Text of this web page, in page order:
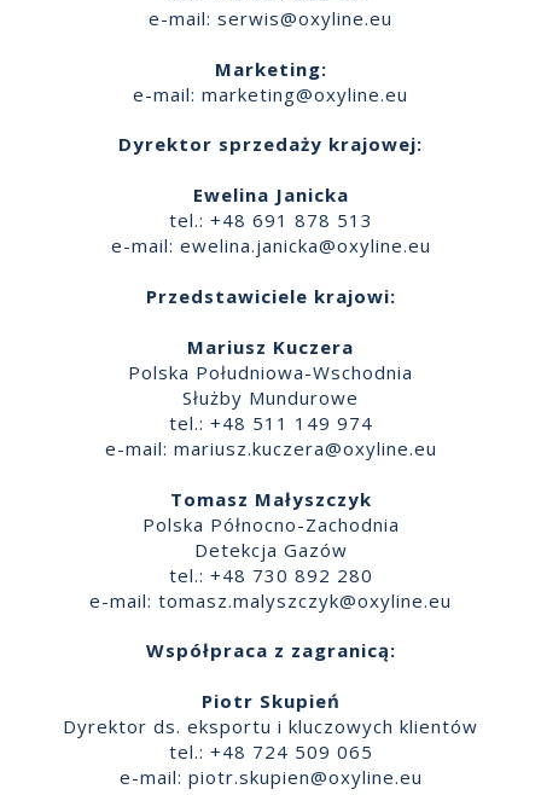
e-mail: serwis@oxyline.eu
Marketing:
e-mail: marketing@oxyline.eu
Dyrektor sprzedaży krajowej:
Ewelina Janicka
tel.: +48 691 878 513
e-mail: ewelina.janicka@oxyline.eu
Przedstawiciele krajowi:
Mariusz Kuczera
Polska Południowa-Wschodnia
Służby Mundurowe
tel.: +48 511 149 974
e-mail: mariusz.kuczera@oxyline.eu
Tomasz Małyszczyk
Polska Północno-Zachodnia
Detekcja Gazów
tel.: +48 730 892 280
e-mail: tomasz.malyszczyk@oxyline.eu
Współpraca z zagranicą:
Piotr Skupień
Dyrektor ds. eksportu i kluczowych klientów
tel.: +48 724 509 065
e-mail: piotr.skupien@oxyline.eu